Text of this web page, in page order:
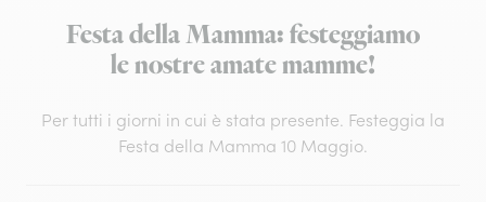
Festa della Mamma: festeggiamo
le nostre amate mamme!
Per tutti i giorni in cui è stata presente. Festeggia la
Festa della Mamma 10 Maggio.